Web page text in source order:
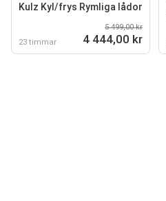
Kulz Kyl/frys Rymliga lådor
23 timmar
5 499,00 kr
4 444,00 kr